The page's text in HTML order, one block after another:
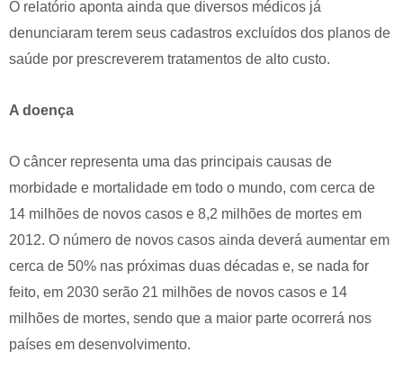
O relatório aponta ainda que diversos médicos já
denunciaram terem seus cadastros excluídos dos planos de
saúde por prescreverem tratamentos de alto custo.
A doença
O câncer representa uma das principais causas de
morbidade e mortalidade em todo o mundo, com cerca de
14 milhões de novos casos e 8,2 milhões de mortes em
2012. O número de novos casos ainda deverá aumentar em
cerca de 50% nas próximas duas décadas e, se nada for
feito, em 2030 serão 21 milhões de novos casos e 14
milhões de mortes, sendo que a maior parte ocorrerá nos
países em desenvolvimento.